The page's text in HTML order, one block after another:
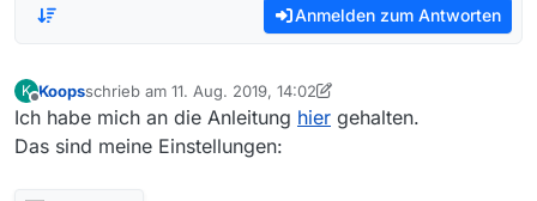
Anmelden zum Antworten
K
Offline
Koopsschrieb am 11. Aug. 2019, 14:02
zuletzt editiert von Koops 8. Nov. 2019, 16:19
Ich habe mich an die Anleitung hier gehalten.
Das sind meine Einstellungen: